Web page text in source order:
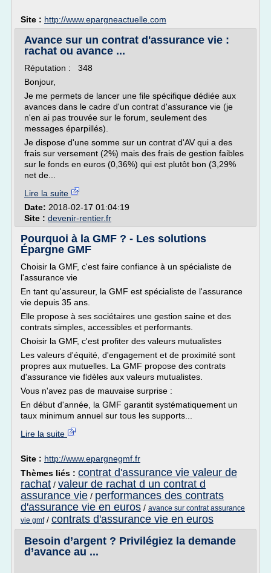
Site : http://www.epargneactuelle.com
Avance sur un contrat d'assurance vie :
rachat ou avance ...
Réputation : 348
Bonjour,
Je me permets de lancer une file spécifique dédiée aux
avances dans le cadre d'un contrat d'assurance vie (je
n'en ai pas trouvée sur le forum, seulement des
messages éparpillés).
Je dispose d'une somme sur un contrat d'AV qui a des
frais sur versement (2%) mais des frais de gestion faibles
sur le fonds en euros (0,36%) qui est plutôt bon (3,29%
net de...
Lire la suite
Date: 2018-02-17 01:04:19
Site : devenir-rentier.fr
Pourquoi à la GMF ? - Les solutions
Épargne GMF
Choisir la GMF, c'est faire confiance à un spécialiste de
l'assurance vie
En tant qu'assureur, la GMF est spécialiste de l'assurance
vie depuis 35 ans.
Elle propose à ses sociétaires une gestion saine et des
contrats simples, accessibles et performants.
Choisir la GMF, c'est profiter des valeurs mutualistes
Les valeurs d'équité, d'engagement et de proximité sont
propres aux mutuelles. La GMF propose des contrats
d'assurance vie fidèles aux valeurs mutualistes.
Vous n'avez pas de mauvaise surprise :
En début d'année, la GMF garantit systématiquement un
taux minimum annuel sur tous les supports...
Lire la suite
Site : http://www.epargnegmf.fr
Thèmes liés : contrat d'assurance vie valeur de
rachat / valeur de rachat d un contrat d
assurance vie / performances des contrats
d'assurance vie en euros / avance sur contrat assurance
vie gmf/ contrats d'assurance vie en euros
Besoin d’argent ? Privilégiez la demande
d’avance au ...